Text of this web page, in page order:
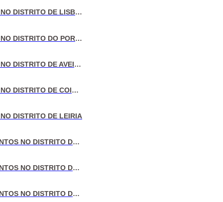
VENDA DE MORADIAS NO DISTRITO DE LISBOA
VENDA DE MORADIAS NO DISTRITO DO PORTO
VENDA DE MORADIAS NO DISTRITO DE AVEIRO
VENDA DE MORADIAS NO DISTRITO DE COIMBRA
DISTRITO DE LEIRIA
VENDA DE APARTAMENTOS NO DISTRITO DE LISBOA
VENDA DE APARTAMENTOS NO DISTRITO DO PORTO
VENDA DE APARTAMENTOS NO DISTRITO DE AVEIRO